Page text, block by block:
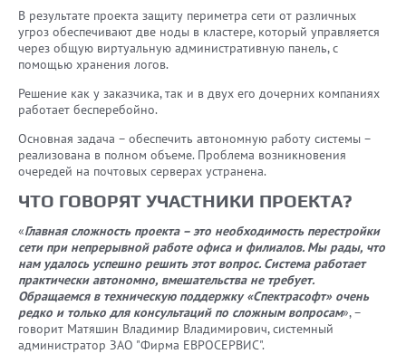
В результате проекта защиту периметра сети от различных
угроз обеспечивают две ноды в кластере, который управляется
через общую виртуальную административную панель, с
помощью хранения логов.
Решение как у заказчика, так и в двух его дочерних компаниях
работает бесперебойно.
Основная задача – обеспечить автономную работу системы –
реализована в полном объеме. Проблема возникновения
очередей на почтовых серверах устранена.
ЧТО ГОВОРЯТ УЧАСТНИКИ ПРОЕКТА?
«Главная сложность проекта – это необходимость перестройки
сети при непрерывной работе офиса и филиалов. Мы рады, что
нам удалось успешно решить этот вопрос. Система работает
практически автономно, вмешательства не требует.
Обращаемся в техническую поддержку «Спектрасофт» очень
редко и только для консультаций по сложным вопросам», –
говорит Матяшин Владимир Владимирович, системный
администратор ЗАО "Фирма ЕВРОСЕРВИС".